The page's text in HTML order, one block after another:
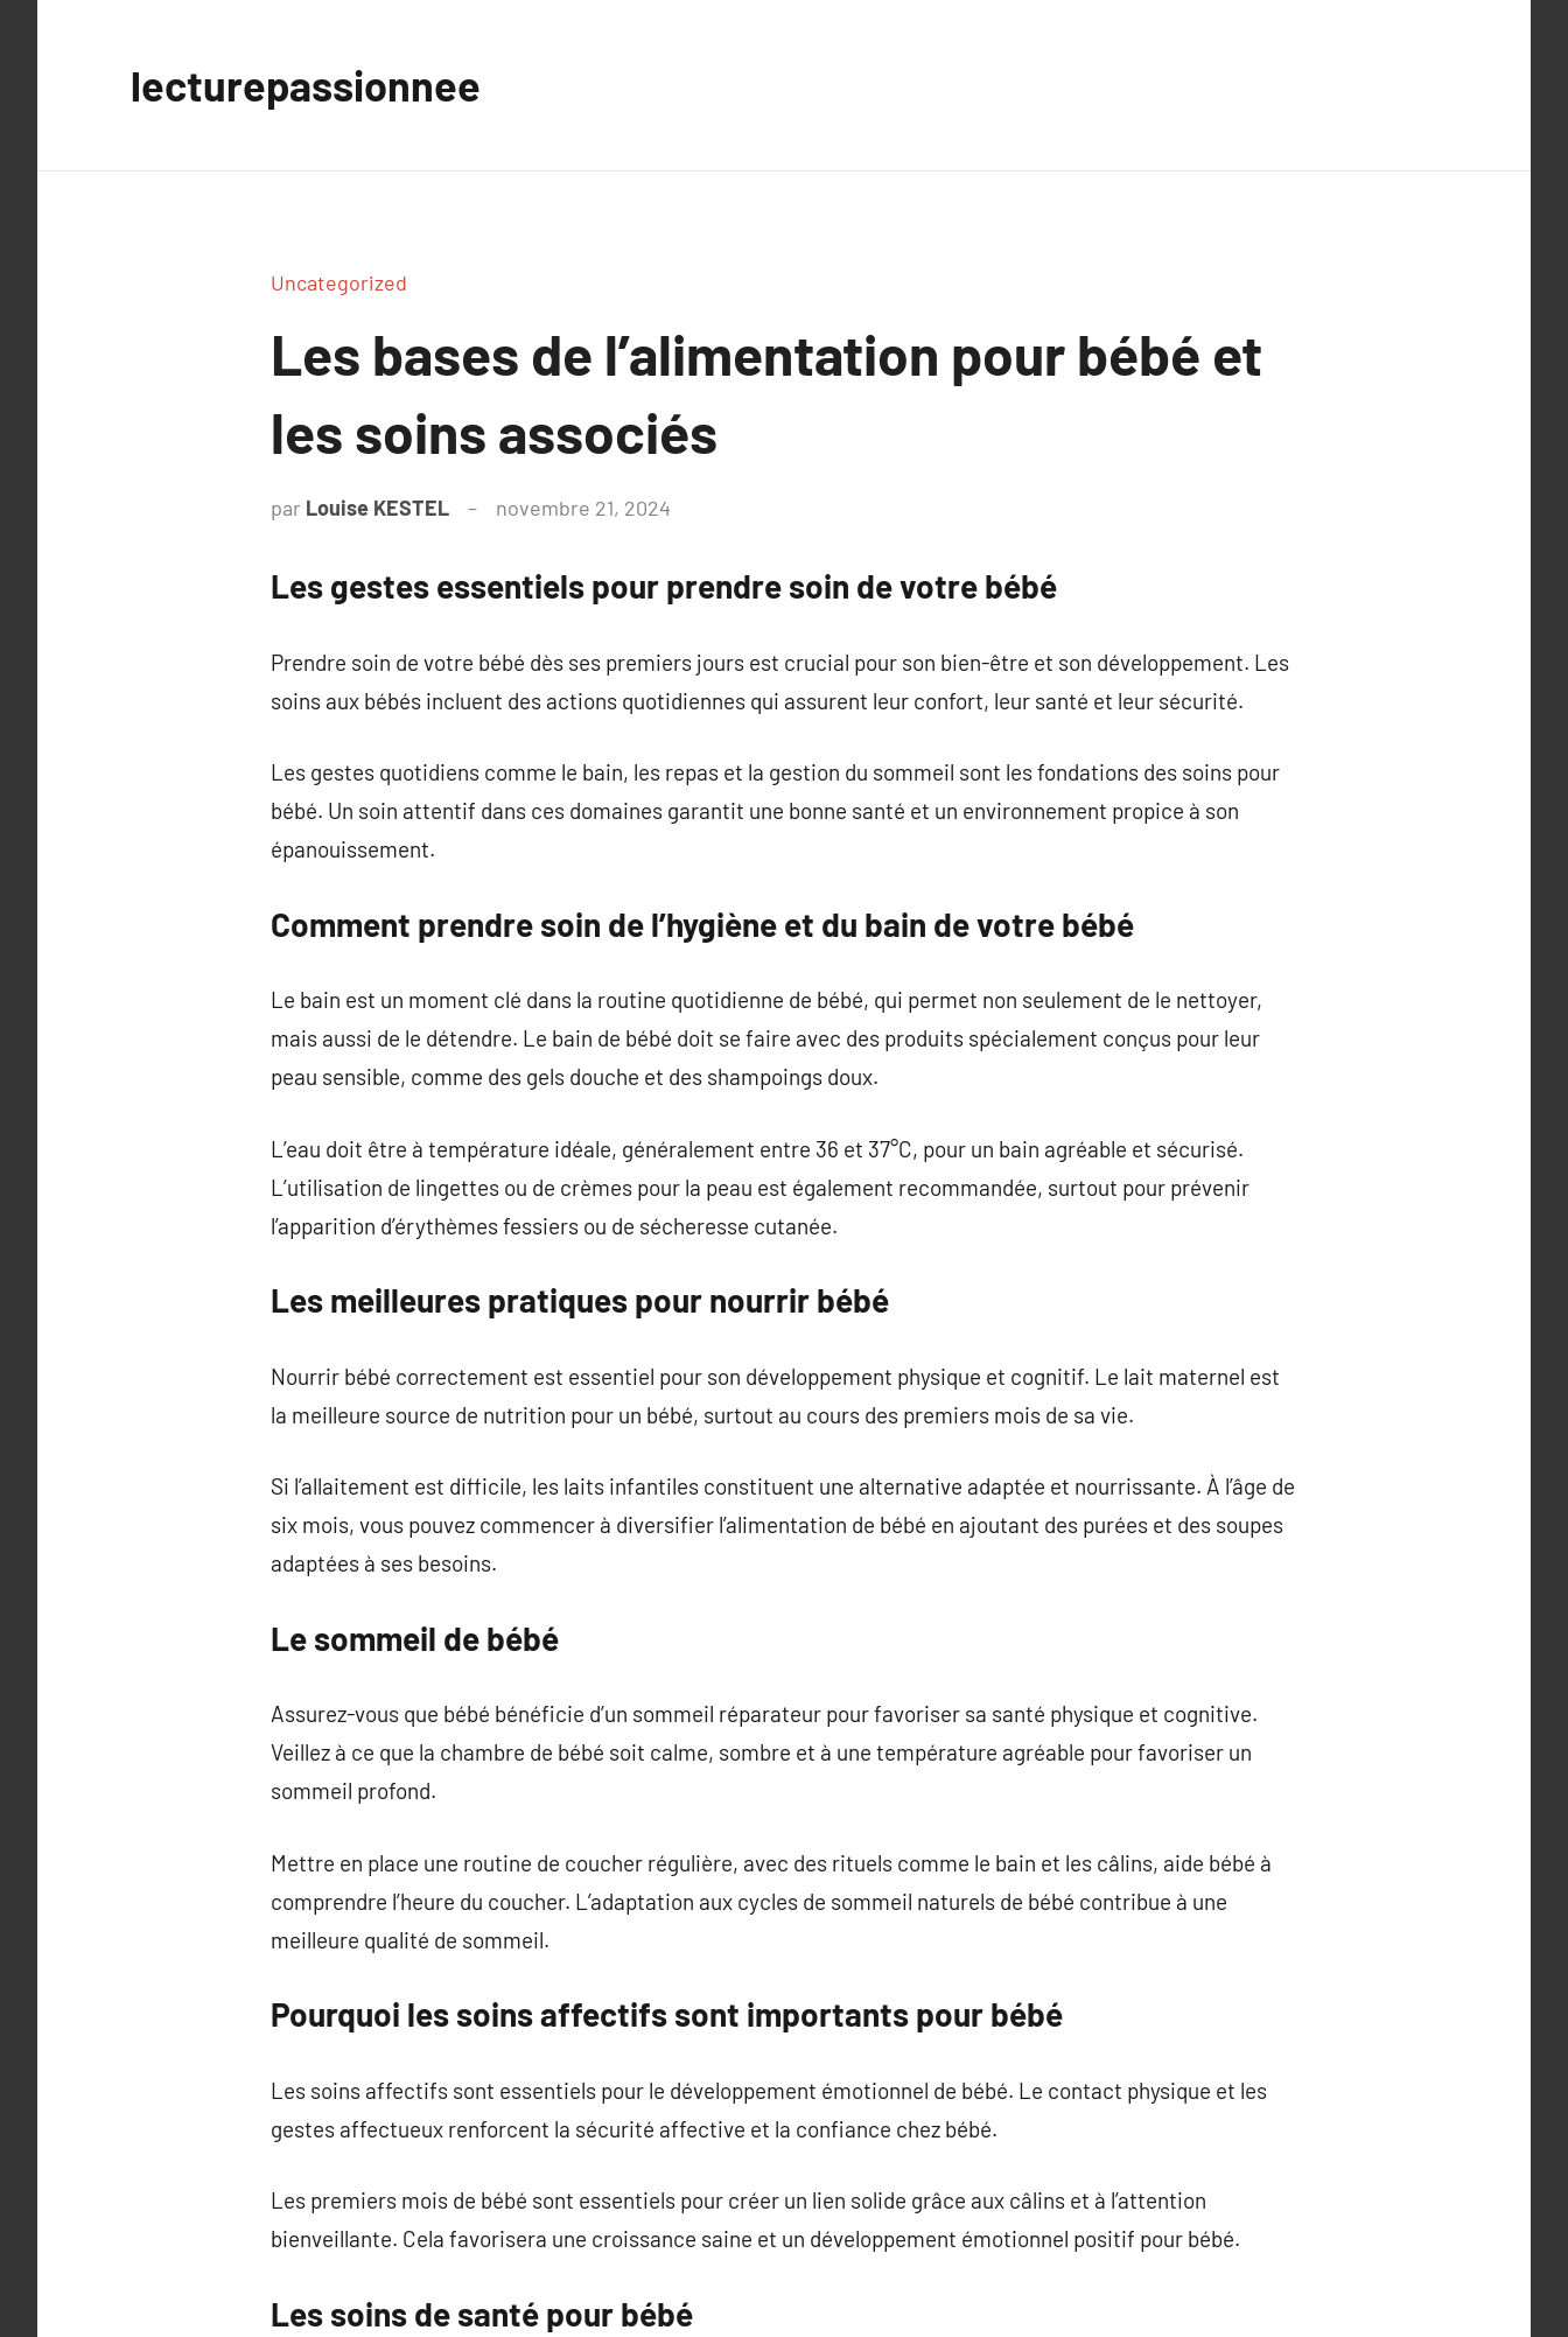
lecturepassionnee
Uncategorized
Les bases de l’alimentation pour bébé et
les soins associés
par Louise KESTEL novembre 21, 2024
Les gestes essentiels pour prendre soin de votre bébé
Prendre soin de votre bébé dès ses premiers jours est crucial pour son bien-être et son développement. Les
soins aux bébés incluent des actions quotidiennes qui assurent leur confort, leur santé et leur sécurité.
Les gestes quotidiens comme le bain, les repas et la gestion du sommeil sont les fondations des soins pour
bébé. Un soin attentif dans ces domaines garantit une bonne santé et un environnement propice à son
épanouissement.
Comment prendre soin de l’hygiène et du bain de votre bébé
Le bain est un moment clé dans la routine quotidienne de bébé, qui permet non seulement de le nettoyer,
mais aussi de le détendre. Le bain de bébé doit se faire avec des produits spécialement conçus pour leur
peau sensible, comme des gels douche et des shampoings doux.
L’eau doit être à température idéale, généralement entre 36 et 37°C, pour un bain agréable et sécurisé.
L’utilisation de lingettes ou de crèmes pour la peau est également recommandée, surtout pour prévenir
l’apparition d’érythèmes fessiers ou de sécheresse cutanée.
Les meilleures pratiques pour nourrir bébé
Nourrir bébé correctement est essentiel pour son développement physique et cognitif. Le lait maternel est
la meilleure source de nutrition pour un bébé, surtout au cours des premiers mois de sa vie.
Si l’allaitement est difficile, les laits infantiles constituent une alternative adaptée et nourrissante. À l’âge de
six mois, vous pouvez commencer à diversifier l’alimentation de bébé en ajoutant des purées et des soupes
adaptées à ses besoins.
Le sommeil de bébé
Assurez-vous que bébé bénéficie d’un sommeil réparateur pour favoriser sa santé physique et cognitive.
Veillez à ce que la chambre de bébé soit calme, sombre et à une température agréable pour favoriser un
sommeil profond.
Mettre en place une routine de coucher régulière, avec des rituels comme le bain et les câlins, aide bébé à
comprendre l’heure du coucher. L’adaptation aux cycles de sommeil naturels de bébé contribue à une
meilleure qualité de sommeil.
Pourquoi les soins affectifs sont importants pour bébé
Les soins affectifs sont essentiels pour le développement émotionnel de bébé. Le contact physique et les
gestes affectueux renforcent la sécurité affective et la confiance chez bébé.
Les premiers mois de bébé sont essentiels pour créer un lien solide grâce aux câlins et à l’attention
bienveillante. Cela favorisera une croissance saine et un développement émotionnel positif pour bébé.
Les soins de santé pour bébé